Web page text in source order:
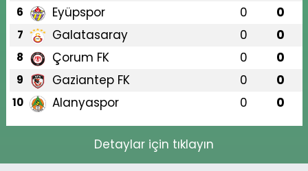
6 Eyüpspor 0 0
7 Galatasaray 0 0
8 Çorum FK 0 0
9 Gaziantep FK 0 0
10 Alanyaspor 0 0
Detaylar için tıklayın